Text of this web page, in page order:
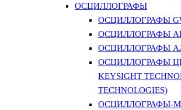
ОСЦИЛЛОГРАФЫ
ОСЦИЛЛОГРАФЫ
ОСЦИЛЛОГРАФЫ
ОСЦИЛЛОГРАФЫ
ОСЦИЛЛОГРАФЫ
KEYSIGHT
TECHNOLOGIES)
ОСЦИЛЛОГРАФЫ-